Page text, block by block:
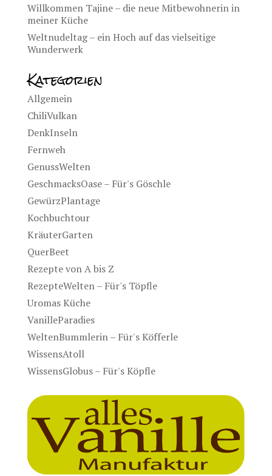
Willkommen Tajine – die neue Mitbewohnerin in
meiner Küche
Weltnudeltag – ein Hoch auf das vielseitige
Wunderwerk
Kategorien
Allgemein
ChiliVulkan
DenkInseln
Fernweh
GenussWelten
GeschmacksOase – Für's Göschle
GewürzPlantage
Kochbuchtour
KräuterGarten
QuerBeet
Rezepte von A bis Z
RezepteWelten – Für's Töpfle
Uromas Küche
VanilleParadies
WeltenBummlerin – Für's Köfferle
WissensAtoll
WissensGlobus – Für's Köpfle